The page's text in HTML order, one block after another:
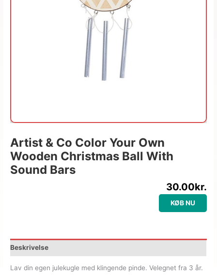
Artist & Co Color Your Own
Wooden Christmas Ball With
Sound Bars
30.00kr.
KØB NU
Beskrivelse
Lav din egen julekugle med klingende pinde. Velegnet fra 3 år.